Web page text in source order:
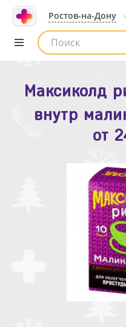
Ростов-на-Дону
Список аптек
Максиколд
внутр
от
Зодак таб.
от